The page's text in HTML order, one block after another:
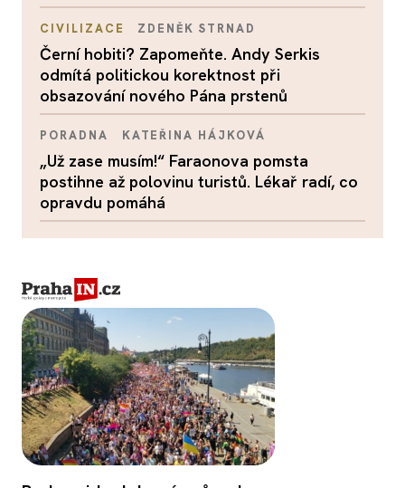
CIVILIZACE ZDENĚK STRNAD
Černí hobiti? Zapomeňte. Andy Serkis
odmítá politickou korektnost při
obsazování nového Pána prstenů
PORADNA KATEŘINA HÁJKOVÁ
„Už zase musím!“ Faraonova pomsta
postihne až polovinu turistů. Lékař radí, co
opravdu pomáhá